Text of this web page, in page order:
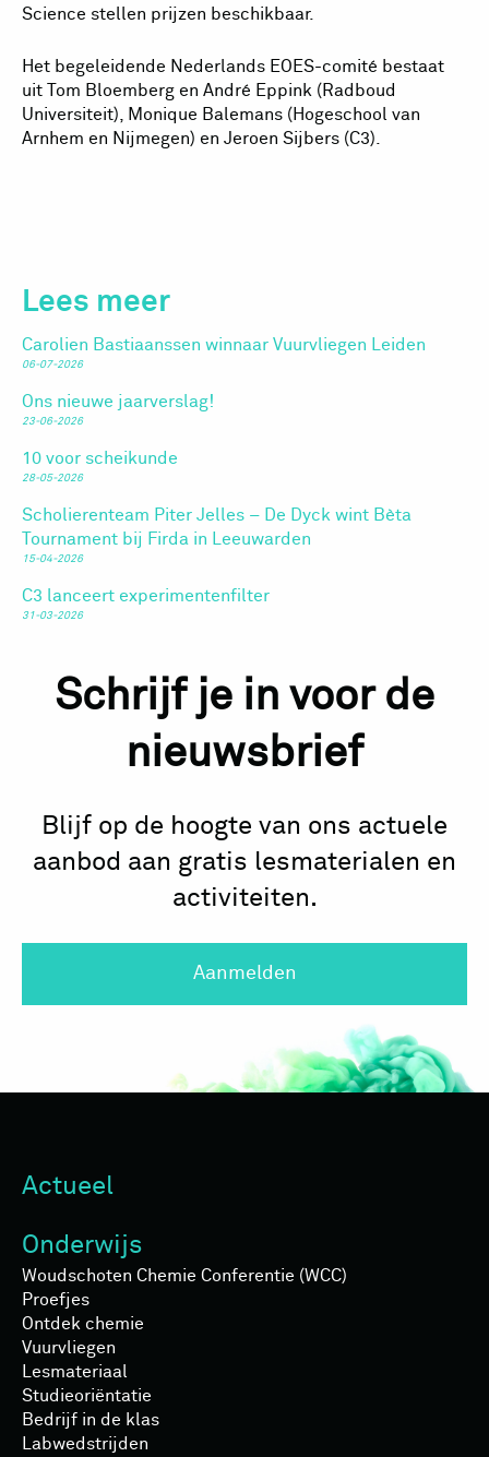
Science stellen prijzen beschikbaar.
Het begeleidende Nederlands EOES-comité bestaat
uit Tom Bloemberg en André Eppink (Radboud
Universiteit), Monique Balemans (Hogeschool van
Arnhem en Nijmegen) en Jeroen Sijbers (C3).
Lees meer
Carolien Bastiaanssen winnaar Vuurvliegen Leiden
06-07-2026
Ons nieuwe jaarverslag!
23-06-2026
10 voor scheikunde
28-05-2026
Scholierenteam Piter Jelles – De Dyck wint Bèta
Tournament bij Firda in Leeuwarden
15-04-2026
C3 lanceert experimentenfilter
31-03-2026
Schrijf je in voor de
nieuwsbrief
Blijf op de hoogte van ons actuele
aanbod aan gratis lesmaterialen en
activiteiten.
Aanmelden
Actueel
Onderwijs
Woudschoten Chemie Conferentie (WCC)
Proefjes
Ontdek chemie
Vuurvliegen
Lesmateriaal
Studieoriëntatie
Bedrijf in de klas
Labwedstrijden